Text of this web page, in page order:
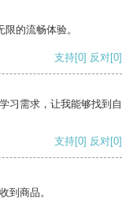
的流畅体验。
支持[0] 反对[0]
习需求，让我能够找到自
支持[0] 反对[0]
到商品。